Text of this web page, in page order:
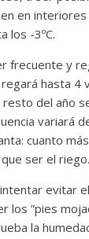
en interiores
los -3ºC.
frecuente y
hasta 4
del año
variará
cuanto
ser el riego.
evitar
los ”pies
la